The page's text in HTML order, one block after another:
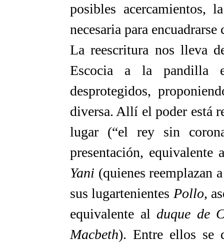
posibles acercamientos,
necesaria para
La reescritura nos lleva
Escocia a la pandilla
desprotegidos,
diversa. Allí el poder está
lugar (“el rey sin
presentación, equivalente
Yani (quienes reemplazan
sus lugartenientes Pollo,
equivalente alduque de
Macbeth). Entre ellos se